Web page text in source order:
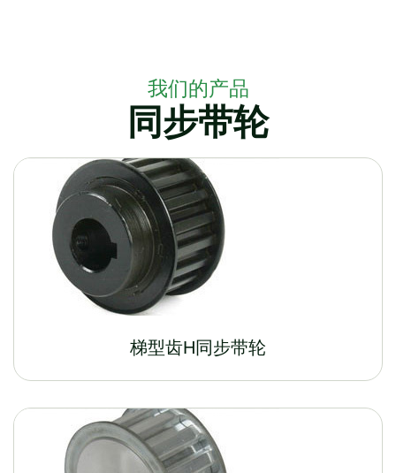
我们的产品
同步带轮
梯型齿H同步带轮